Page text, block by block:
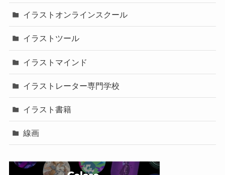
イラストオンラインスクール
イラストツール
イラストマインド
イラストレーター専門学校
イラスト書籍
線画